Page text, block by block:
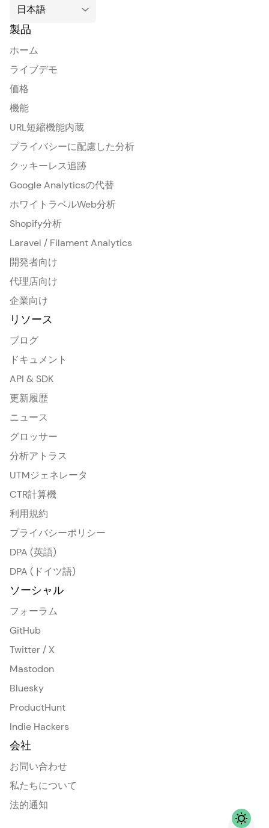
製品
ホーム
ライブデモ
価格
機能
URL短縮機能内蔵
プライバシーに配慮した分析
クッキーレス追跡
Google Analyticsの代替
ホワイトラベルWeb分析
Shopify分析
Laravel / Filament Analytics
開発者向け
代理店向け
企業向け
リソース
ブログ
ドキュメント
API & SDK
更新履歴
ニュース
グロッサー
分析アトラス
UTMジェネレータ
CTR計算機
利用規約
プライバシーポリシー
DPA (英語)
DPA (ドイツ語)
ソーシャル
フォーラム
GitHub
Twitter / X
Mastodon
Bluesky
ProductHunt
Indie Hackers
会社
お問い合わせ
私たちについて
法的通知